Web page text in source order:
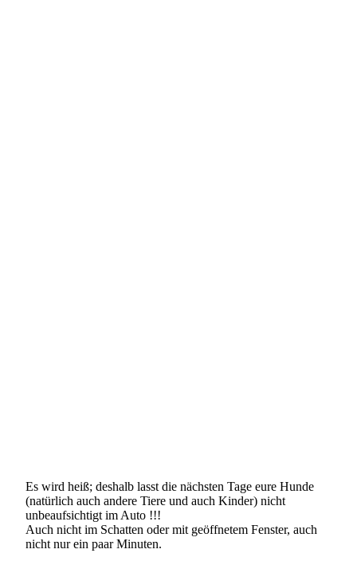
Es wird heiß; deshalb lasst die nächsten Tage eure Hunde
(natürlich auch andere Tiere und auch Kinder) nicht
unbeaufsichtigt im Auto !!!
Auch nicht im Schatten oder mit geöffnetem Fenster, auch
nicht nur ein paar Minuten.